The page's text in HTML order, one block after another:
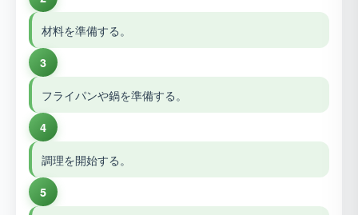
材料を準備する。
3
フライパンや鍋を準備する。
4
調理を開始する。
5